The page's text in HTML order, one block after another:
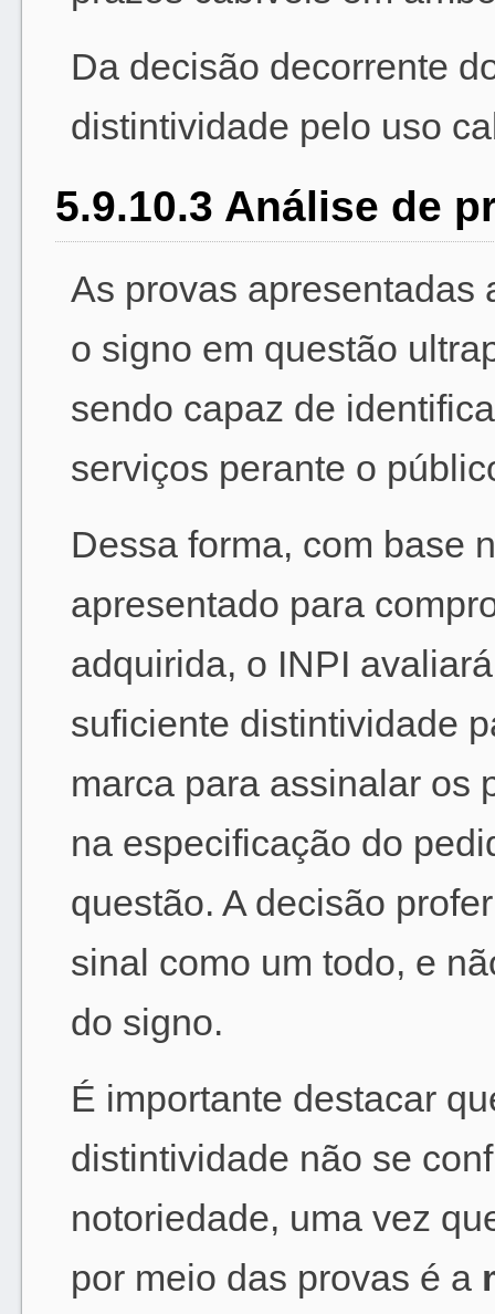
Da decisão decorrente
distintividade pelo uso
5.9.10.3 Análise de
As provas apresentadas
o signo em questão
sendo capaz de
serviços perante o
Dessa forma, com base
apresentado para
adquirida, o INPI
suficiente distintividade
marca para assinalar os
na especificação do
questão. A decisão
sinal como um todo, e
do signo.
É importante destacar
distintividade não se
notoriedade, uma vez
por meio das provas é a